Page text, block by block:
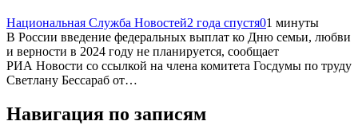
Национальная Служба Новостей2 года спустя01 минуты
В России введение федеральных выплат ко Дню семьи, любви
и верности в 2024 году не планируется, сообщает
РИА Новости со ссылкой на члена комитета Госдумы по труду
Светлану Бессараб от…
Навигация по записям